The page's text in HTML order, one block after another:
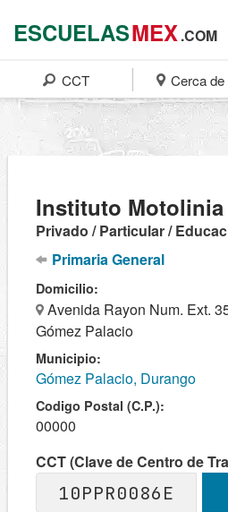
ESCUELASMEX.COM
CCT Cerca de
Instituto Motolinia
Privado / Particular /
Primaria General
Domicilio:
Avenida Rayon Num. Ext.
Gómez Palacio
Municipio:
Gómez Palacio, Durango
Codigo Postal (C.P.):
00000
CCT (Clave de Centro de
10PPR0086E